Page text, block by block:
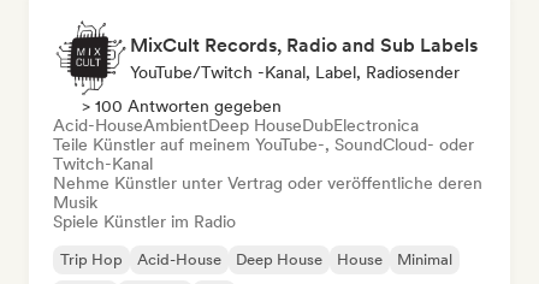
MixCult Records, Radio and Sub Labels
YouTube/Twitch -Kanal, Label, Radiosender
> 100 Antworten gegeben
Acid-HouseAmbientDeep HouseDubElectronica
Teile Künstler auf meinem YouTube-, SoundCloud- oder
Twitch-Kanal
Nehme Künstler unter Vertrag oder veröffentliche deren
Musik
Spiele Künstler im Radio
Trip Hop Acid-House Deep House House
Minimal